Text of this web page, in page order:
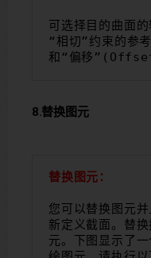
可选择目的曲面
“相切”约束的
和“偏移
8.替换图元
替换图元：
您可以替换图元
新定义截面。替
元。下图显示了